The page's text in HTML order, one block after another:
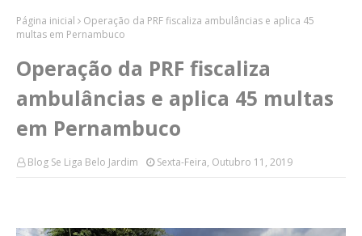
compras
Página inicial
Operação da PRF fiscaliza ambulâncias e aplica 45
multas em Pernambuco
Operação da PRF fiscaliza
ambulâncias e aplica 45 multas
em Pernambuco
Blog Se Liga Belo Jardim Sexta-Feira, Outubro 11, 2019